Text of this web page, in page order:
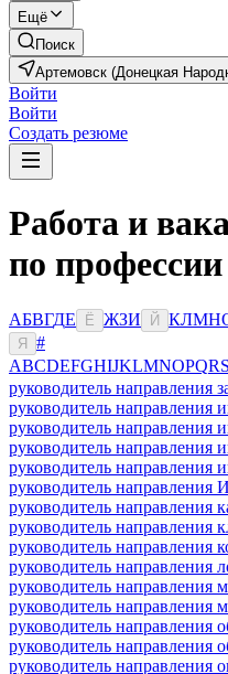
Ещё
Поиск
Артемовск (Донецкая
Войти
Войти
Создать резюме
Работа и
по
АБВГДЕ Ё ЖЗИ Й КЛМН
Я
#
ABCDEFGHIJKLMNOPQRS
руководитель направления
руководитель направления
руководитель направления
руководитель направления
руководитель направления
руководитель направления
руководитель направления
руководитель направления
руководитель направления
руководитель направления
руководитель направления
руководитель направления
руководитель направления
руководитель направления
руководитель направления